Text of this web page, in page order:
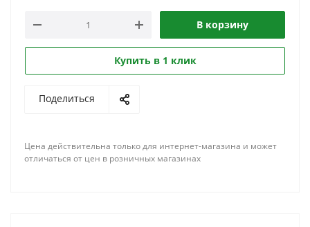
В корзину
Купить в 1 клик
Поделиться
Цена действительна только для интернет-магазина и может
отличаться от цен в розничных магазинах